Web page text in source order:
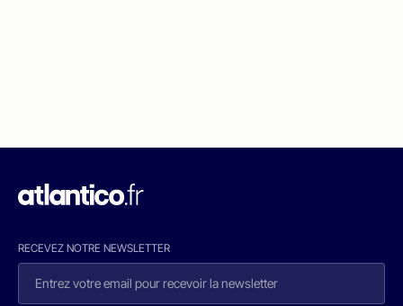
RECEVEZ NOTRE NEWSLETTER